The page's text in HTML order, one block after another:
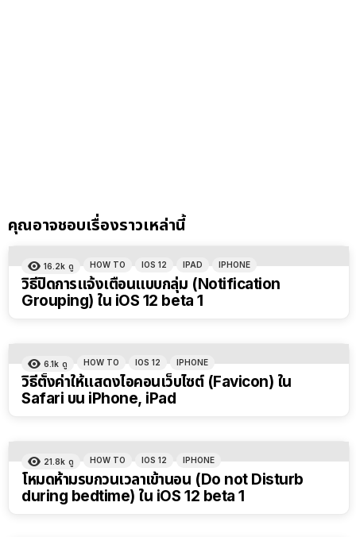
คุณอาจชอบเรื่องราวเหล่านี้
16.2k ดู HOW TO IOS 12 IPAD IPHONE
วิธีปิดการแจ้งเตือนแบบกลุ่ม (Notification
Grouping) ใน iOS 12 beta 1
6.1k ดู HOW TO IOS 12 IPHONE
วิธีตั้งค่าให้แสดงไอคอนเว็บไซต์ (Favicon) ใน
Safari บน iPhone, iPad
21.8k ดู HOW TO IOS 12 IPHONE
โหมดห้ามรบกวนเวลาเข้านอน (Do not Disturb
during bedtime) ใน iOS 12 beta 1